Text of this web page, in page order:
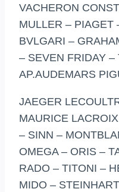
VACHERON
MULLER – PIAGET
BVLGARI –
– SEVEN FRIDAY
AP.AUDEMARS
JAEGER
MAURICE
– SINN –
OMEGA – ORIS –
RADO – TITONI –
MIDO –